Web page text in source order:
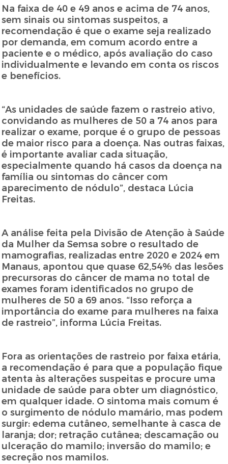
Na faixa de 40 e 49 anos e acima de 74 anos,
sem sinais ou sintomas suspeitos, a
recomendação é que o exame seja realizado
por demanda, em comum acordo entre a
paciente e o médico, após avaliação do caso
individualmente e levando em conta os riscos
e benefícios.
“As unidades de saúde fazem o rastreio ativo,
convidando as mulheres de 50 a 74 anos para
realizar o exame, porque é o grupo de pessoas
de maior risco para a doença. Nas outras faixas,
é importante avaliar cada situação,
especialmente quando há casos da doença na
família ou sintomas do câncer com
aparecimento de nódulo”, destaca Lúcia
Freitas.
A análise feita pela Divisão de Atenção à Saúde
da Mulher da Semsa sobre o resultado de
mamografias, realizadas entre 2020 e 2024 em
Manaus, apontou que quase 62,54% das lesões
precursoras do câncer de mama no total de
exames foram identificados no grupo de
mulheres de 50 a 69 anos. “Isso reforça a
importância do exame para mulheres na faixa
de rastreio”, informa Lúcia Freitas.
Fora as orientações de rastreio por faixa etária,
a recomendação é para que a população fique
atenta às alterações suspeitas e procure uma
unidade de saúde para obter um diagnóstico,
em qualquer idade. O sintoma mais comum é
o surgimento de nódulo mamário, mas podem
surgir: edema cutâneo, semelhante à casca de
laranja; dor; retração cutânea; descamação ou
ulceração do mamilo; inversão do mamilo; e
secreção nos mamilos.